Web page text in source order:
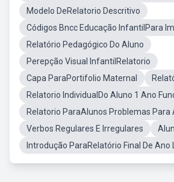
Modelo DeRelatorio Descritivo
Códigos Bncc Educação InfantilPara
Relatório Pedagógico Do Aluno
Perepção Visual InfantilRelatorio
Capa ParaPortifolio Maternal
Relatorio IndividualDo Aluno 1 Ano
Relatorio ParaAlunos Problemas Para
Verbos Regulares E Irregulares
Introdução ParaRelatório Final De Ano